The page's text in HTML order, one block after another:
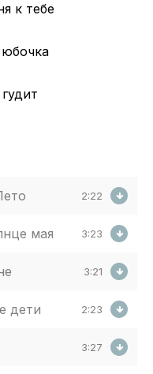
к тебе
2:22
мая 3:23
3:21
дети 2:23
3:27